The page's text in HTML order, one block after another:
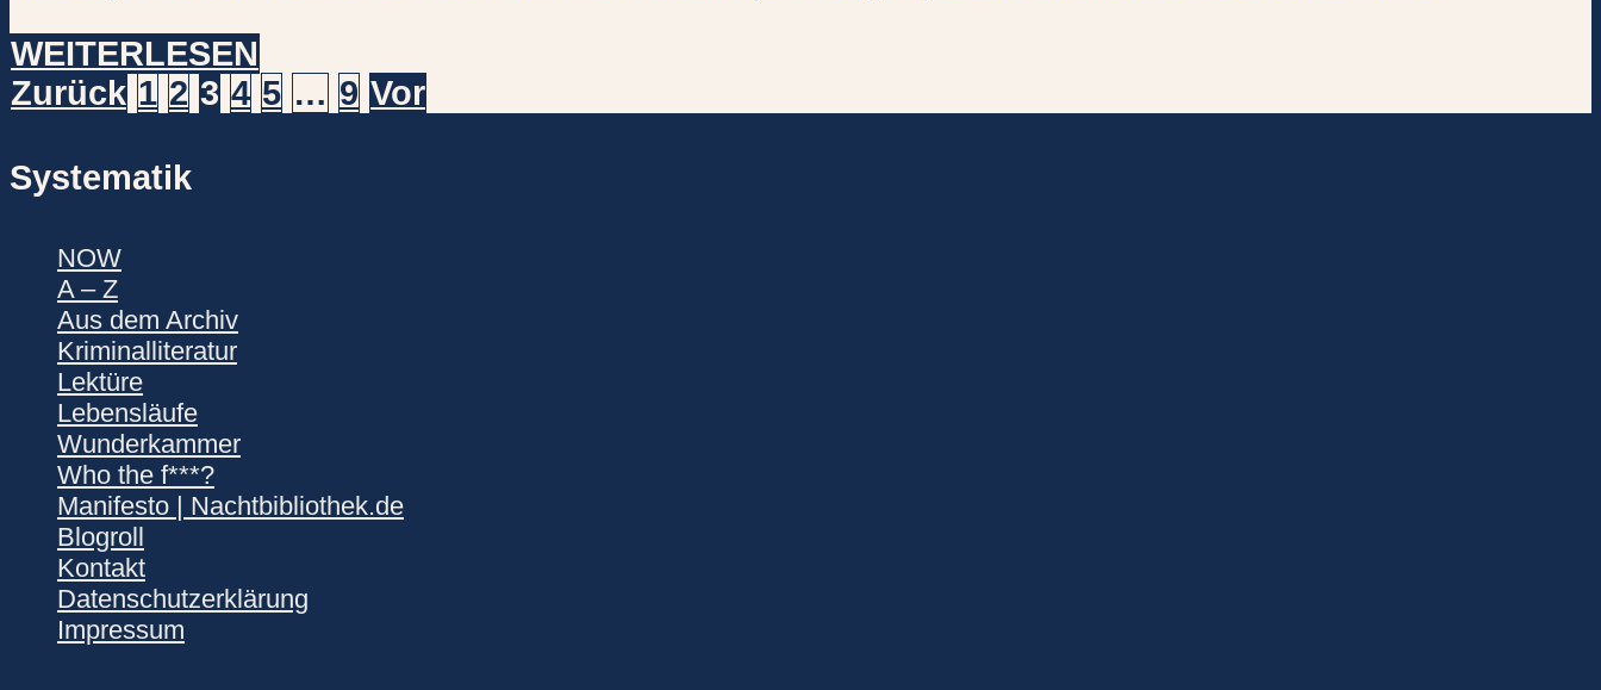
WEITERLESEN
Seitennummerierung
der
Beiträge
Zurück 1 2 3 4 5 … 9 Vor
Systematik
NOW
A – Z
Aus dem Archiv
Kriminalliteratur
Lektüre
Lebensläufe
Wunderkammer
Who the f***?
Manifesto | Nachtbibliothek.de
Blogroll
Kontakt
Datenschutzerklärung
Impressum